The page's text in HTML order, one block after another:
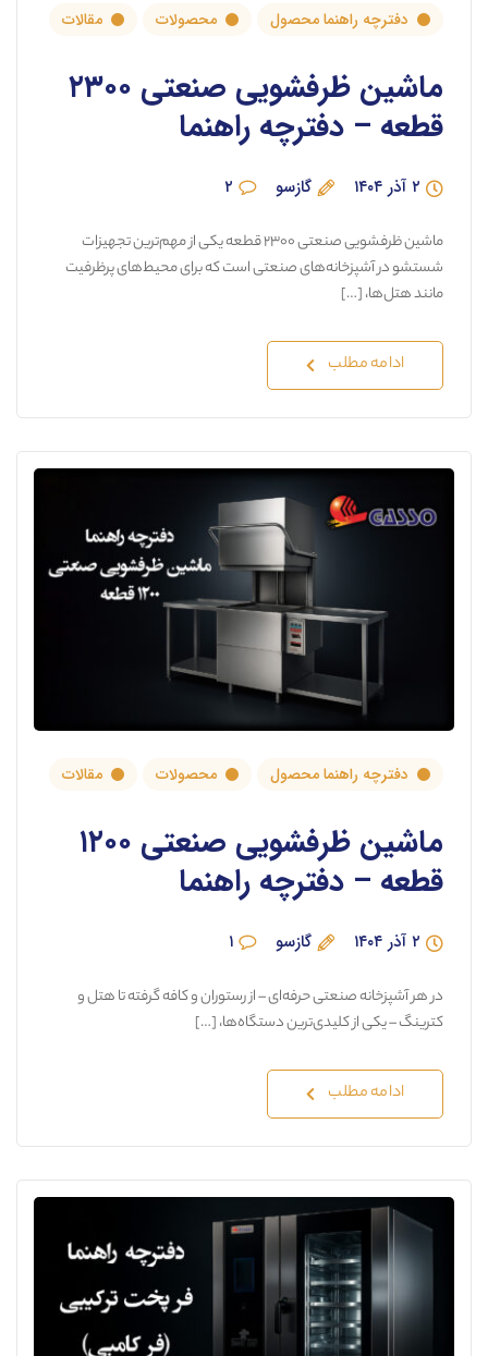
دفترچه راهنما محصول محصولات مقالات
ماشین ظرفشویی صنعتی ۲۳۰۰
قطعه – دفترچه راهنما
۲ آذر ۱۴۰۴ گازسو ۲
ماشین ظرفشویی صنعتی ۲۳۰۰ قطعه یکی از مهم‌ترین تجهیزات
شستشو در آشپزخانه‌های صنعتی است که برای محیط‌های پرظرفیت
مانند هتل‌ها، […]
ادامه مطلب
دفترچه راهنما محصول محصولات مقالات
ماشین ظرفشویی صنعتی ۱۲۰۰
قطعه – دفترچه راهنما
۲ آذر ۱۴۰۴ گازسو ۱
در هر آشپزخانه صنعتی حرفه‌ای – از رستوران و کافه گرفته تا هتل و
کترینگ – یکی از کلیدی‌ترین دستگاه‌ها، […]
ادامه مطلب